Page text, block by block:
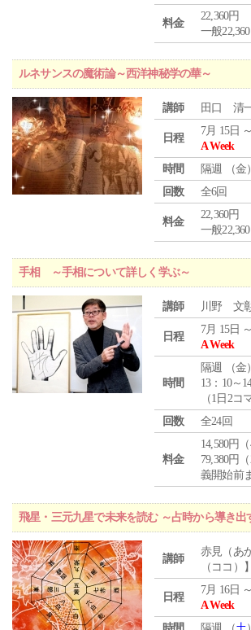
料金
22,360円
一般
ルネサンスの魔術論～西洋神秘学の華～
講師 田口 清
日程
7月 15日
A Week
時間
隔週 （金
回数
全6回
料金
22,360円
一般
手相 ～手相について詳しく学ぶ～
講師 川野 文
日程
7月 15日
A Week
時間
隔週 （金）
13：10～
（1日2コ
回数
全24回
料金
14,580円
79,380円
義開始前
飛星・三元九星で未来を読む ～占時から導き出
講師
赤見（あ
（ココ）】
日程
7月 16日
A Week